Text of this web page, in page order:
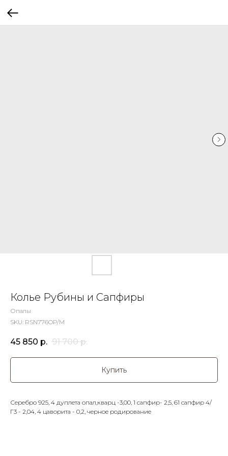
Колье Рубины и Сапфиры
Опалы
SKU: RSN776OP/M
45 850 р. 91 700 р.
Купить
Серебро 925, 4 дуплета опал,кварц -3,00, 1 сапфир- 2,5, 61 сапфир 4/
Г3 - 2,04, 4 цаворита - 0,2, черное родирование